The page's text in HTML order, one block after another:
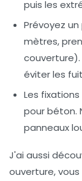
puis les
Prévoyez
mètres,
éviter les
Les fixations
pour béton.
panneaux
J'ai aussi
ouverture,